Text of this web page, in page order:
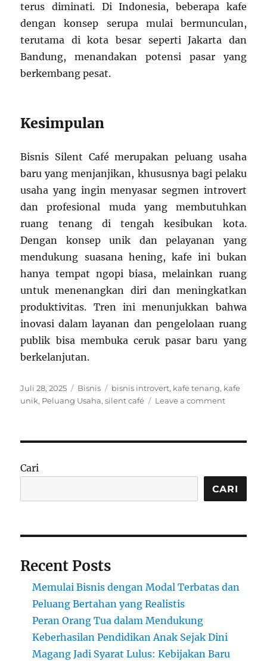
terus diminati. Di Indonesia, beberapa kafe
dengan konsep serupa mulai bermunculan,
terutama di kota besar seperti Jakarta dan
Bandung, menandakan potensi pasar yang
berkembang pesat.
Kesimpulan
Bisnis Silent Café merupakan peluang usaha
baru yang menjanjikan, khususnya bagi pelaku
usaha yang ingin menyasar segmen introvert
dan profesional muda yang membutuhkan
ruang tenang di tengah kesibukan kota.
Dengan konsep unik dan pelayanan yang
mendukung suasana hening, kafe ini bukan
hanya tempat ngopi biasa, melainkan ruang
untuk menenangkan diri dan meningkatkan
produktivitas. Tren ini menunjukkan bahwa
inovasi dalam layanan dan pengelolaan ruang
publik bisa membuka ceruk pasar baru yang
berkelanjutan.
Posted
on
Juli 28, 2025 Categories
Bisnis Tags
bisnis introvert, kafe tenang, kafe
unik, Peluang Usaha,silent café Leave a commenton
Baru
Bagi
Introvert
Kota
Cari
CARI
Recent Posts
Memulai Bisnis dengan Modal Terbatas dan
Peluang Bertahan yang Realistis
Peran Orang Tua dalam Mendukung
Keberhasilan Pendidikan Anak Sejak Dini
Magang Jadi Syarat Lulus: Kebijakan Baru